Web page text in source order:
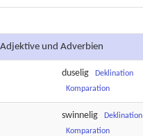
Adjektive und Adverbien
duselig
Deklination
Komparation
swinnelig
Deklination
Komparation